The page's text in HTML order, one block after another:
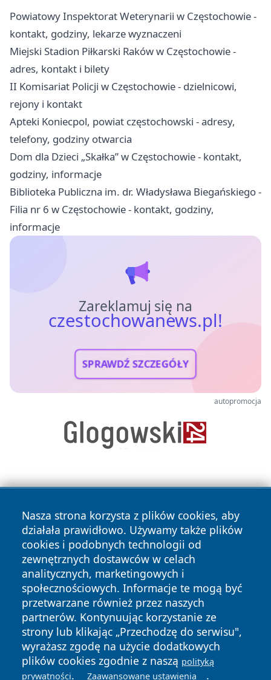
Powiatowy Inspektorat Weterynarii w Częstochowie -
kontakt, godziny, lekarze wyznaczeni
Miejski Stadion Piłkarski Raków w Częstochowie -
adres, kontakt i bilety
II Komisariat Policji w Częstochowie - dzielnicowi,
rejony i kontakt
Apteki Koniecpol, powiat częstochowski - adresy,
telefony, godziny otwarcia
Dom dla Dzieci „Skałka” w Częstochowie - kontakt,
godziny, informacje
Biblioteka Publiczna im. dr. Władysława Biegańskiego -
Filia nr 6 w Częstochowie - kontakt, godziny,
informacje
Zareklamuj się na
czestochowanews.pl!
SPRAWDŹ SZCZEGÓŁY
autopromocja
Nasza strona korzysta z plików cookies, aby
działała prawidłowo. Używamy także plików
cookies i podobnych technologii od
zewnętrznych dostawców w celach
analitycznych, marketingowych i
społecznościowych. Informacje te mogą być
przetwarzane również przez naszych
partnerów. Kontynuując korzystanie ze
strony lub klikając „Przechodzę do serwisu",
wyrażasz zgodę na użycie dodatkowych
plików cookies zgodnie z naszą polityką
prywatności. Zaawansowane ustawienia .
Copyright © 2026 czestochowanews.pl Wszystkie prawa
zastrzeżone.
News Autorzy
Polityka
Prywatności
Polityka
Cookies
cześć